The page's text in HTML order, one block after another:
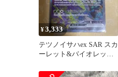
¥3,333
テツノイサハex SAR スカ
ーレット&バイオレット
ャ…